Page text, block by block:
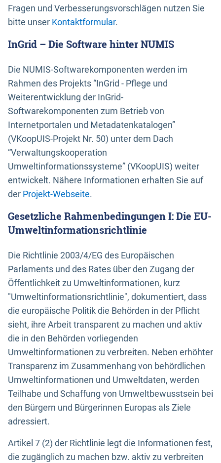
Fragen und Verbesserungsvorschlägen nutzen Sie
bitte unser Kontaktformular.
InGrid – Die Software hinter NUMIS
Die NUMIS-Softwarekomponenten werden im
Rahmen des Projekts “InGrid - Pflege und
Weiterentwicklung der InGrid-
Softwarekomponenten zum Betrieb von
Internetportalen und Metadatenkatalogen”
(VKoopUIS-Projekt Nr. 50) unter dem Dach
“Verwaltungskooperation
Umweltinformationssysteme” (VKoopUIS) weiter
entwickelt. Nähere Informationen erhalten Sie auf
der Projekt-Webseite.
Gesetzliche Rahmenbedingungen I: Die EU-
Umweltinformationsrichtlinie
Die Richtlinie 2003/4/EG des Europäischen
Parlaments und des Rates über den Zugang der
Öffentlichkeit zu Umweltinformationen, kurz
"Umweltinformationsrichtlinie", dokumentiert, dass
die europäische Politik die Behörden in der Pflicht
sieht, ihre Arbeit transparent zu machen und aktiv
die in den Behörden vorliegenden
Umweltinformationen zu verbreiten. Neben erhöhter
Transparenz im Zusammenhang von behördlichen
Umweltinformationen und Umweltdaten, werden
Teilhabe und Schaffung von Umweltbewusstsein bei
den Bürgern und Bürgerinnen Europas als Ziele
adressiert.
Artikel 7 (2) der Richtlinie legt die Informationen fest,
die zugänglich zu machen bzw. aktiv zu verbreiten